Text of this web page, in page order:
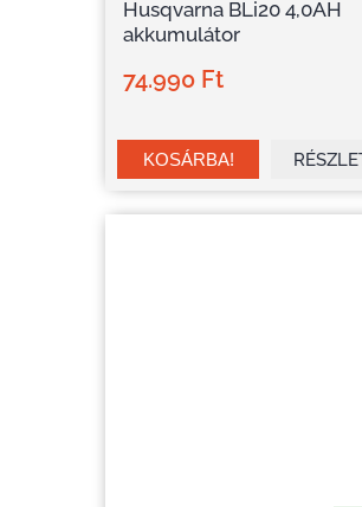
Husqvarna BLi20 4,0AH
akkumulátor
74.990 Ft